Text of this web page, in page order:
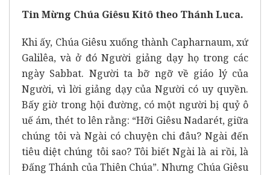
Tin Mừng Chúa Giêsu Kitô theo Thánh Luca.
Khi ấy, Chúa Giêsu xuống thành Capharnaum, xứ
Galilêa, và ở đó Người giảng dạy họ trong các
ngày Sabbat. Người ta bỡ ngỡ về giáo lý của
Người, vì lời giảng dạy của Người có uy quyền.
Bấy giờ trong hội đường, có một người bị quỷ ô
uế ám, thét to lên rằng: “Hỡi Giêsu Nadarét, giữa
chúng tôi và Ngài có chuyện chi đâu? Ngài đến
tiêu diệt chúng tôi sao? Tôi biết Ngài là ai rồi, là
Đấng Thánh của Thiên Chúa”. Nhưng Chúa Giêsu